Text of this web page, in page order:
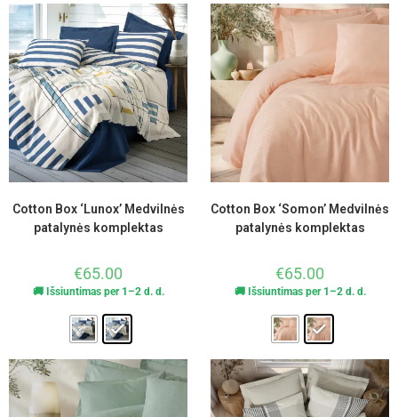
Cotton Box ‘Lunox’ Medvilnės
patalynės komplektas
€65.00
🚚 Išsiuntimas per 1–2 d. d.
Cotton Box ‘Somon’ Medvilnės
patalynės komplektas
€65.00
🚚 Išsiuntimas per 1–2 d. d.